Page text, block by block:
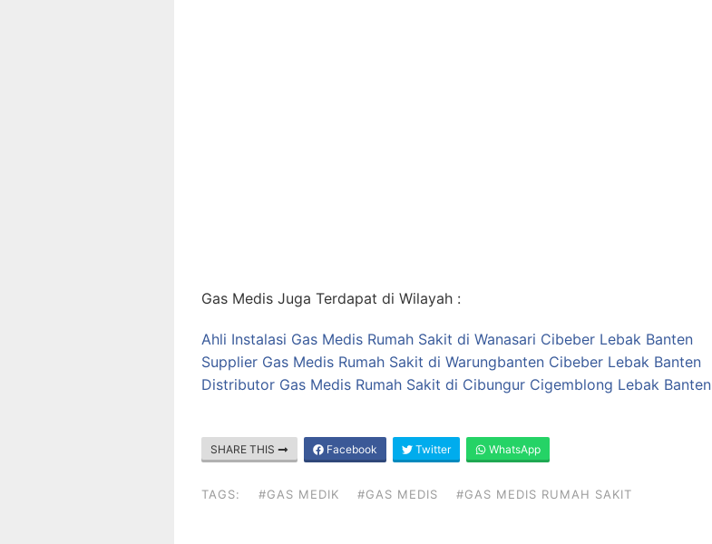
Gas Medis Juga Terdapat di Wilayah :
Ahli Instalasi Gas Medis Rumah Sakit di Wanasari Cibeber Lebak Banten
Supplier Gas Medis Rumah Sakit di Warungbanten Cibeber Lebak Banten
Distributor Gas Medis Rumah Sakit di Cibungur Cigemblong Lebak Banten
SHARE THIS Facebook Twitter WhatsApp
TAGS: #GAS MEDIK #GAS MEDIS #GAS MEDIS RUMAH SAKIT